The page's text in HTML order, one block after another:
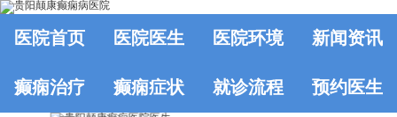
医院首页 医院医生 医院环境 新闻资讯
癫痫治疗 癫痫症状 就诊流程 预约医生